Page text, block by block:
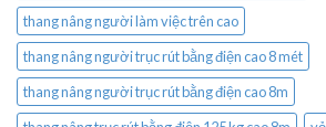
thang nâng người làm việc trên cao
thang nâng người trục rút bằng điện cao 8 mét
thang nâng người trục rút bằng điện cao 8m